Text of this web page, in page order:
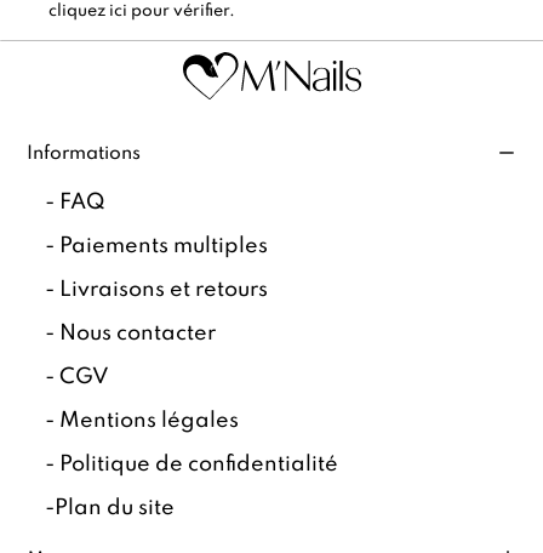
cliquez ici pour vérifier.
Informations
- FAQ
- Paiements multiples
- Livraisons et retours
- Nous contacter
-CGV
- Mentions légales
- Politique de confidentialité
- Plan du site